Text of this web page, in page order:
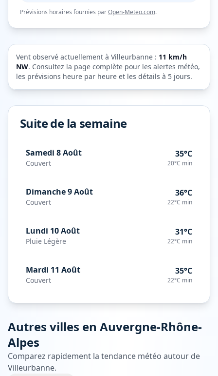
Prévisions horaires fournies parOpen-Meteo.com.
Vent observé actuellement à Villeurbanne : 11 km/h
NW. Consultez la page complète pour les alertes météo,
les prévisions heure par heure et les détails à 5 jours.
Suite de la semaine
Samedi 8 Août
Couvert
35°C
20°C min
Dimanche 9 Août
Couvert
36°C
22°C min
Lundi 10 Août
Pluie Légère
31°C
22°C min
Mardi 11 Août
Couvert
35°C
22°C min
Autres villes en Auvergne-Rhône-
Alpes
Comparez rapidement la tendance météo autour de
Villeurbanne.